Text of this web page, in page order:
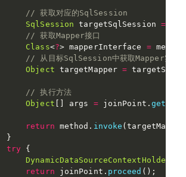
// 获取对应的SqlSession
SqlSession targetSqlSession =
// 获取Mapper接口
Class<?> mapperInterface = method
// 从目标SqlSession中获取Mapper实例
Object targetMapper =
// 执行方法
Object
args = joinPoint . getArgs
return method . invoke (targetMapper
}
try {
DynamicDataSourceContextHolder
return joinPoint . proceed ( ) ;